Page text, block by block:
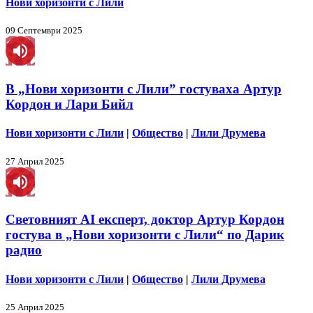
Нови хоризонти с Лили
09 Септември 2025
В „Нови хоризонти с Лили” гостуваха Артур
Кордон и Лари Бийл
Нови хоризонти с Лили | Общество | Лили Друмева
27 Април 2025
Световният AI експерт, доктор Артур Кордон
гостува в „Нови хоризонти с Лили“ по Дарик
радио
Нови хоризонти с Лили | Общество | Лили Друмева
25 Април 2025